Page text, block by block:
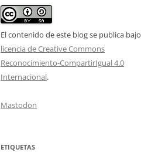
El contenido de este blog se publica bajo
licencia de Creative Commons
Reconocimiento-CompartirIgual 4.0
Internacional.
Mastodon
ETIQUETAS